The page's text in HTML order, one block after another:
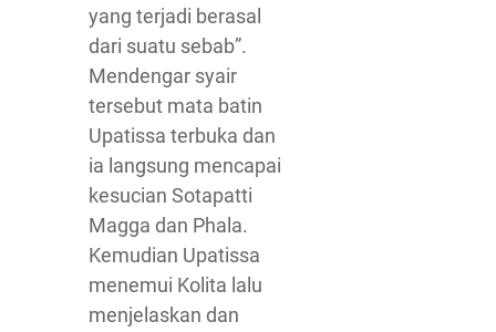
yang terjadi berasal
dari suatu sebab”.
Mendengar syair
tersebut mata batin
Upatissa terbuka dan
ia langsung mencapai
kesucian Sotapatti
Magga dan Phala.
Kemudian Upatissa
menemui Kolita lalu
menjelaskan dan